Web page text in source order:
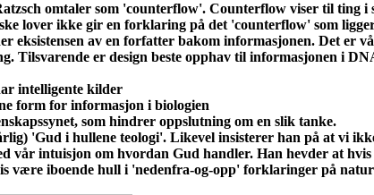
omtaler som 'counterflow'. Counterflow viser til ting i
lover ikke gir en forklaring på det 'counterflow' som
eksistensen av en forfatter bakom informasjonen. Det er
Tilsvarende er design beste opphav til informasjonen i
intelligente kilder
form for informasjon i biologien
som hindrer oppslutning om en slik tanke.
'Gud i hullene teologi'. Likevel insisterer han på at vi
vår intuisjon om hvordan Gud handler. Han hevder at hvis
være iboende hull i 'nedenfra-og-opp' forklaringer på